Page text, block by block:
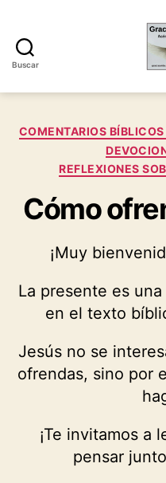
Buscar
COMENTARIOS
REFLEXIONES
Cómo
¡Muy
La presente es
en el texto
Jesús no se
ofrendas, sino por
¡Te invitamos a
pensar